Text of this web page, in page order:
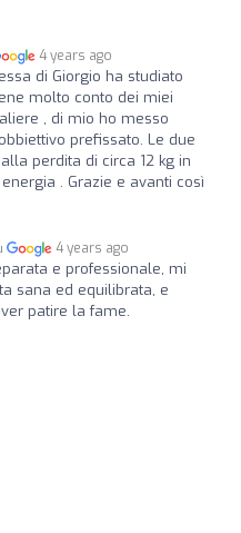
4 years ago
di Giorgio ha studiato
molto conto dei miei
, di mio ho messo
prefissato. Le due
perdita di circa 12 kg in
. Grazie e avanti così
4 years ago
e professionale, mi
sana ed equilibrata, e
patire la fame.